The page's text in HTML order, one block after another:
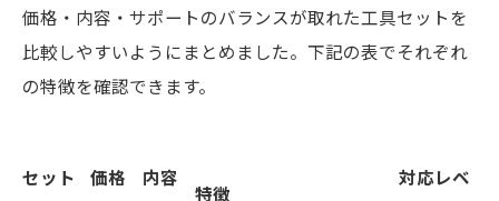
価格・内容・サポートのバランスが取れた工具セットを
比較しやすいようにまとめました。下記の表でそれぞれ
の特徴を確認できます。
セット 価格
内容
対応レベ